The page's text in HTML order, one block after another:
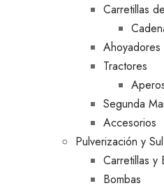
Carretillas
Ahoyadores
Tractores
Segunda
Accesorios
Pulverización y
Carretillas y
Bombas